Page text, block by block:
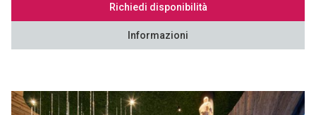
Richiedi disponibilità
Informazioni